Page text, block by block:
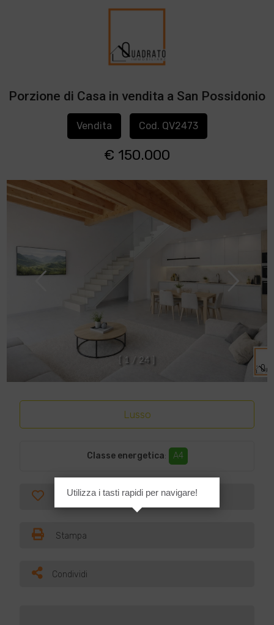
Porzione di Casa in vendita a San Possidonio
Vendita Cod. QV2473
€ 150.000
1 / 24
Lusso
Classe energetica: A4
Preferiti
Stampa
Condividi
Utilizza i tasti rapidi per navigare!